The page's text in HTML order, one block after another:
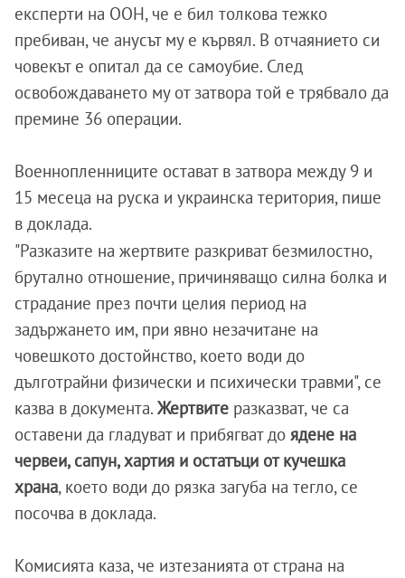
експерти на ООН, че е бил толкова тежко
пребиван, че анусът му е кървял. В отчаянието си
човекът е опитал да се самоубие. След
освобождаването му от затвора той е трябвало да
премине 36 операции.
Военнопленниците остават в затвора между 9 и
15 месеца на руска и украинска територия, пише
в доклада.
"Разказите на жертвите разкриват безмилостно,
брутално отношение, причиняващо силна болка и
страдание през почти целия период на
задържането им, при явно незачитане на
човешкото достойнство, което води до
дълготрайни физически и психически травми", се
казва в документа. Жертвите разказват, че са
оставени да гладуват и прибягват до ядене на
червеи, сапун, хартия и остатъци от кучешка
храна, което води до рязка загуба на тегло, се
посочва в доклада.
Комисията каза, че изтезанията от страна на